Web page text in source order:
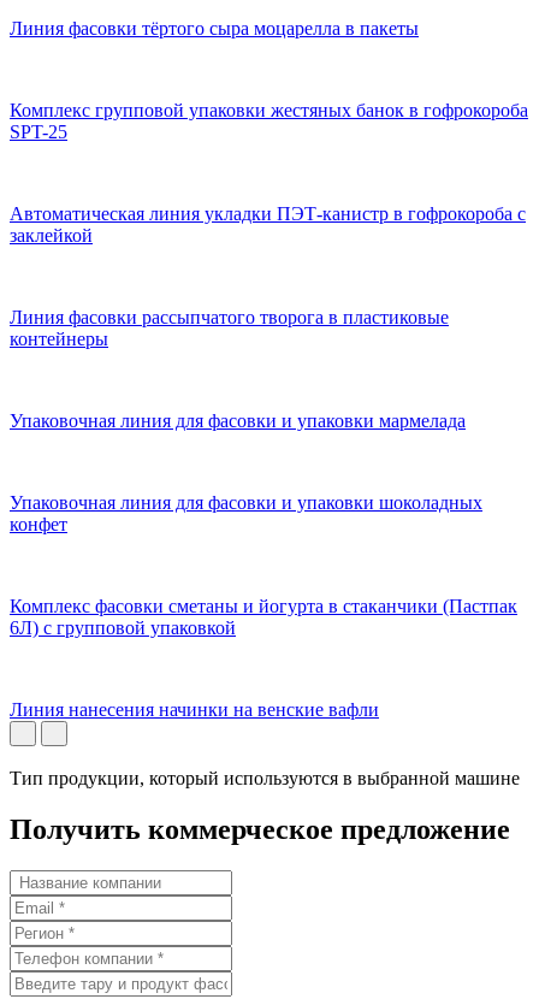
Линия фасовки тёртого сыра моцарелла в пакеты
Комплекс групповой упаковки жестяных банок в гофрокороба
SPT-25
Автоматическая линия укладки ПЭТ-канистр в гофрокороба с
заклейкой
Линия фасовки рассыпчатого творога в пластиковые
контейнеры
Упаковочная линия для фасовки и упаковки мармелада
Упаковочная линия для фасовки и упаковки шоколадных
конфет
Комплекс фасовки сметаны и йогурта в стаканчики (Пастпак
6Л) с групповой упаковкой
Линия нанесения начинки на венские вафли
Тип продукции, который используются в выбранной машине
Получить коммерческое предложение